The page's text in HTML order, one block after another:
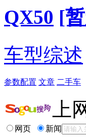
城市化的性能
·豪华SUV大搜罗
·保养便宜/配置
降价促销
QX50 [
车型综述
参数配置 文章 二手车
上
网页 新闻